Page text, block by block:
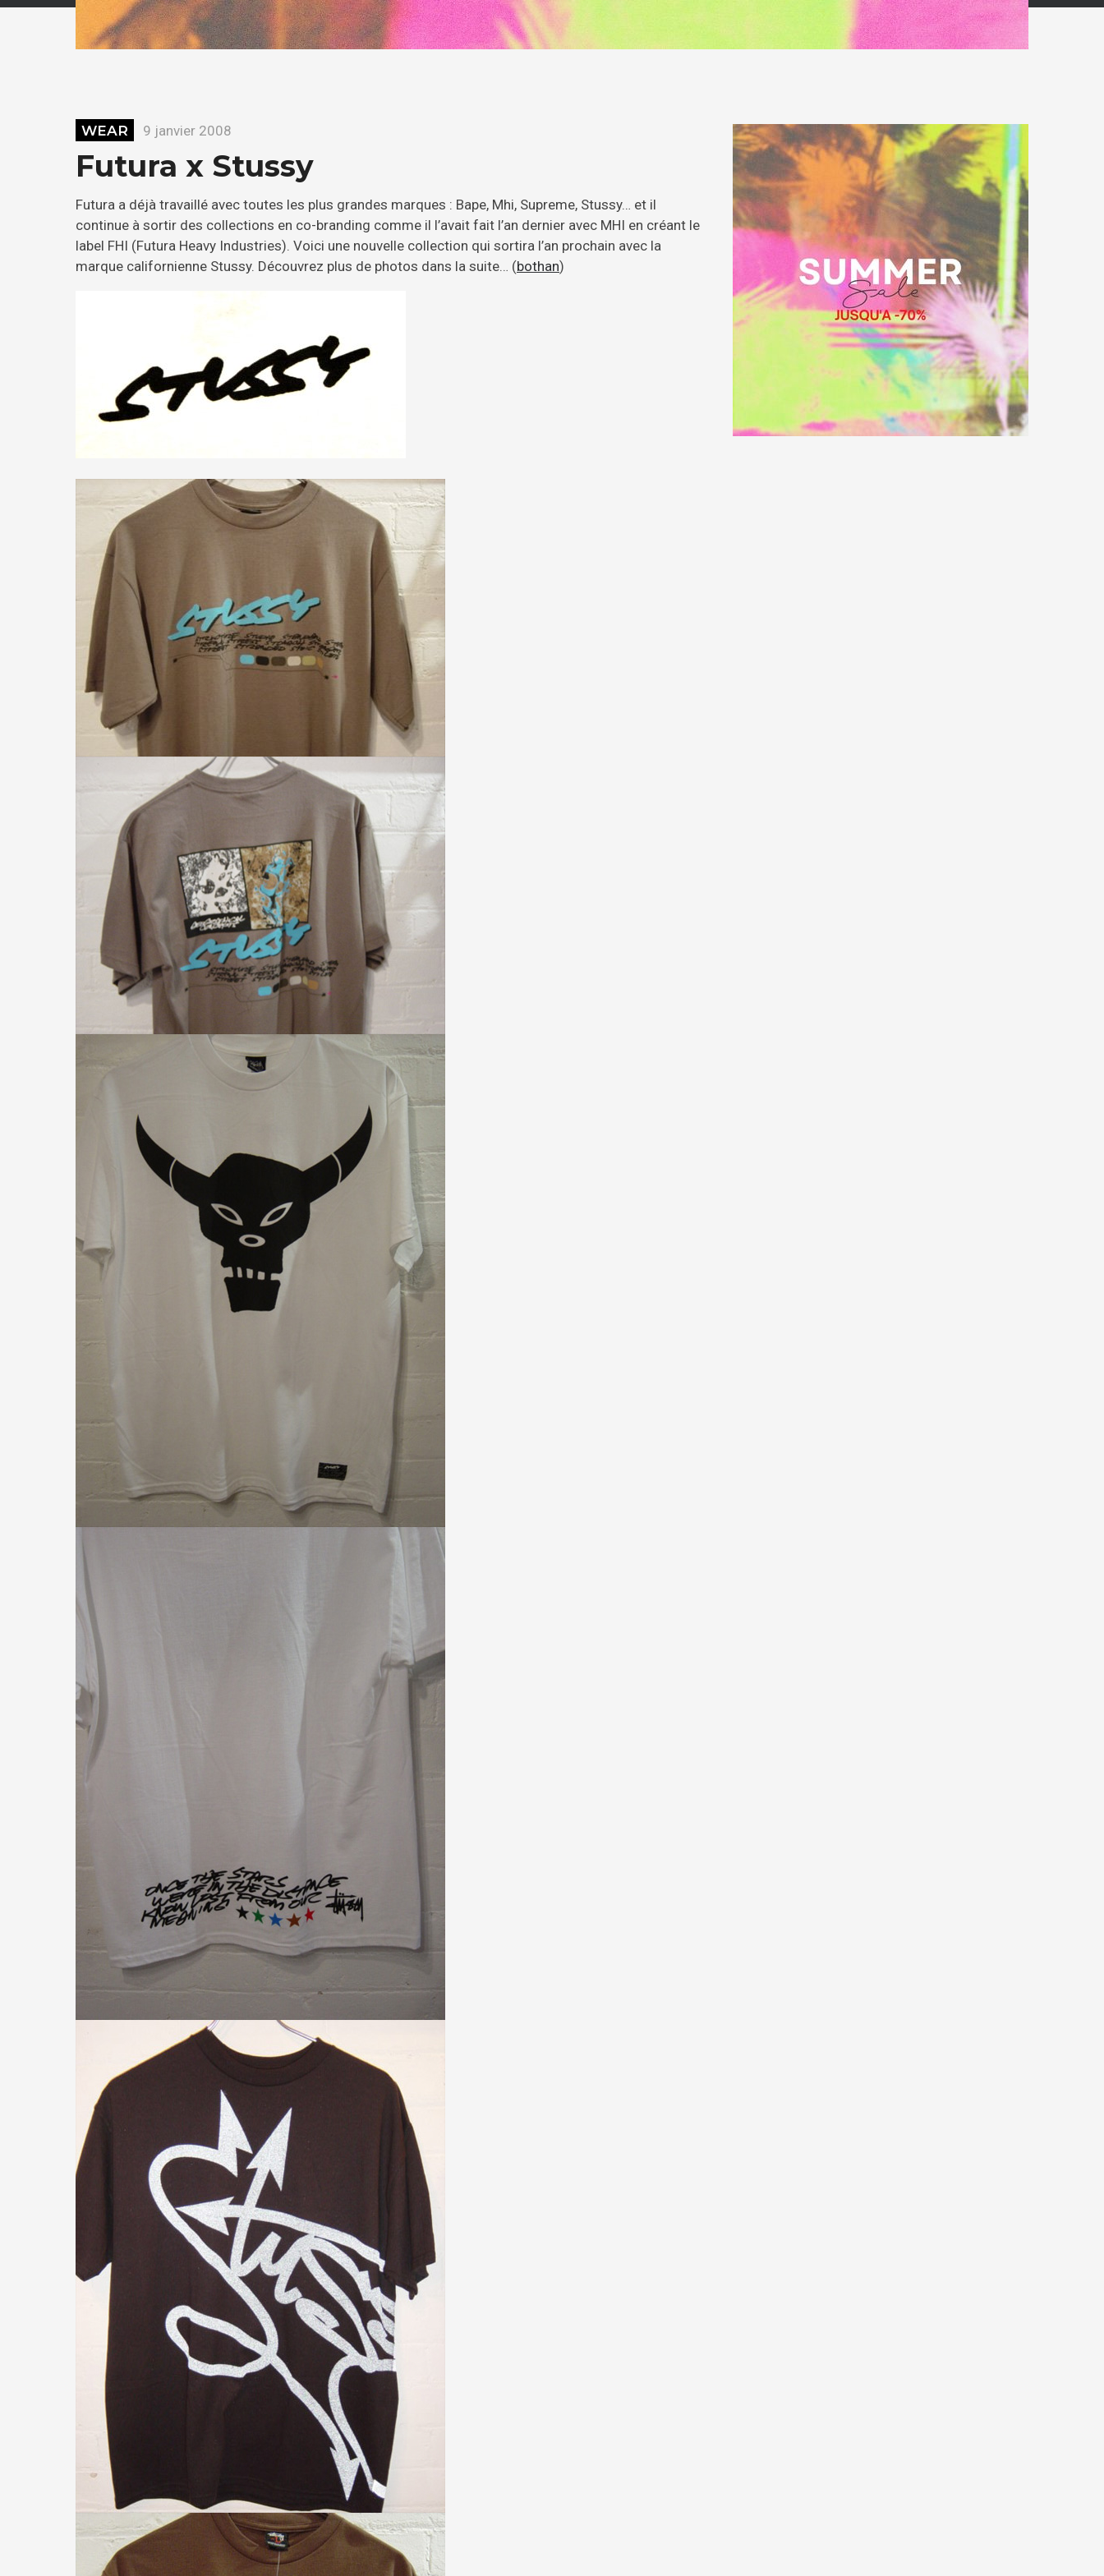
WEAR 9 janvier 2008
Futura x Stussy
Futura a déjà travaillé avec toutes les plus grandes marques : Bape, Mhi, Supreme, Stussy… et il
continue à sortir des collections en co-branding comme il l’avait fait l’an dernier avec MHI en créant le
label FHI (Futura Heavy Industries). Voici une nouvelle collection qui sortira l’an prochain avec la
marque californienne Stussy. Découvrez plus de photos dans la suite… (bothan)